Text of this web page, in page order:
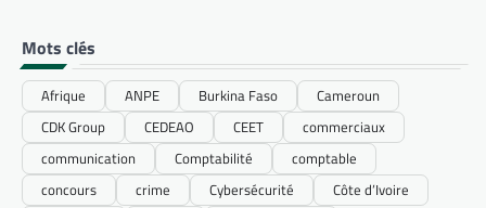
Mots clés
Afrique ANPE Burkina Faso
Cameroun
CDK Group
CEDEAO CEET
commerciaux
communication
Comptabilité
comptable
concours
crime Cybersécurité
Côte d’Ivoire